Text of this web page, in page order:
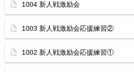
1004 新人戦激励会
1003 新人戦激励会応援練習②
1002 新人戦激励会応援練習①